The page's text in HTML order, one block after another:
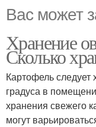
Вас может
Хранение
Сколько
Картофель следует
градуса в
хранения свежего
могут